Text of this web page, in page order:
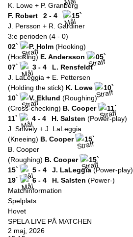
K. Lowe + P. Granberg
F. Robert
2 - 4
15`
J. Persson + R. Gardiner
3:e perioden (4 - 0)
02`
P. Holm (Hooking)
(Hooking) E. Andersson
05`
07`
3 - 4
L. Rensfeldt
J. LaLeggia + E. Pettersen
(Holding the stick) K. Lowe
10`
10`
V. Eklund (Roughing)
(Cross-checking) B. Cooper
11`
11`
4 - 4 H. Salsten (Power-play)
J. Snively + J. LaLeggia
(Kneeing) B. Cooper
15`
B. Cooper
(Roughing) B. Cooper
15`
15`
5 - 4 J. LaLeggia(Power-play)
19`
6 - 4 H. Salsten (Power-)
Matchinformation
Spelplats
Hovet
SPELA LIVE PÅ MATCHEN
2 maj, 2026